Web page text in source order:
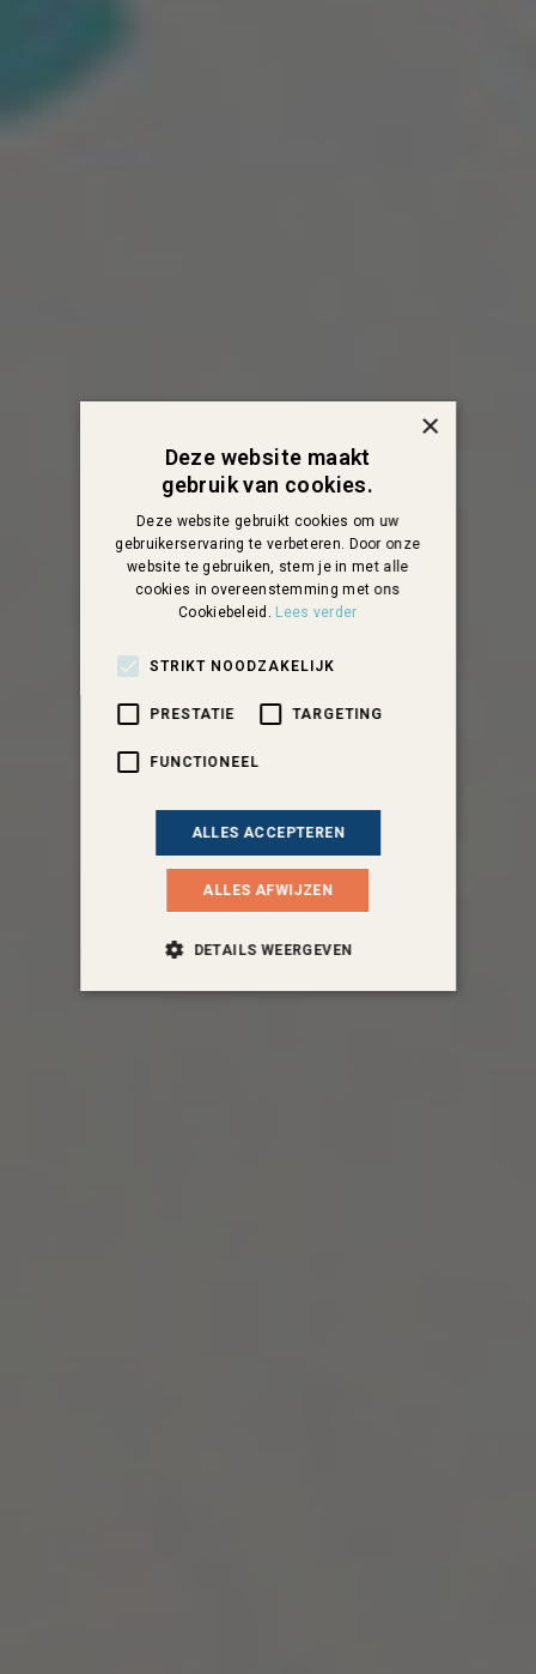
×
Deze website maakt
gebruik van cookies.
Deze website gebruikt cookies om uw
gebruikerservaring te verbeteren. Door onze
website te gebruiken, stem je in met alle
cookies in overeenstemming met ons
Cookiebeleid. Lees verder
STRIKT NOODZAKELIJK
PRESTATIE TARGETING
FUNCTIONEEL
ALLES ACCEPTEREN
ALLES AFWIJZEN
DETAILS WEERGEVEN